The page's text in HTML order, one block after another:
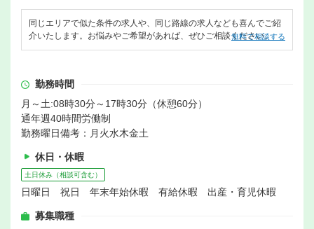
同じエリアで似た条件の求人や、同じ路線の求人なども喜んでご紹
介いたします。お悩みやご希望があれば、ぜひご相談ください。
無料で相談する
勤務時間
月～土:08時30分～17時30分（休憩60分）
通年週40時間労働制
勤務曜日備考：月火水木金土
休日・休暇
土日休み（相談可含む）
日曜日 祝日 年末年始休暇 有給休暇 出産・育児休暇
募集職種